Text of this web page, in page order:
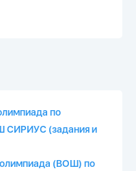
по
(задания и
(ВОШ) по